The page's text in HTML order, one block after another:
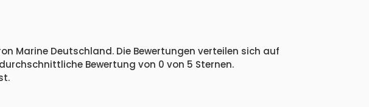
Marine Deutschland. Die Bewertungen verteilen sich auf
Bewertung von 0 von 5 Sternen.